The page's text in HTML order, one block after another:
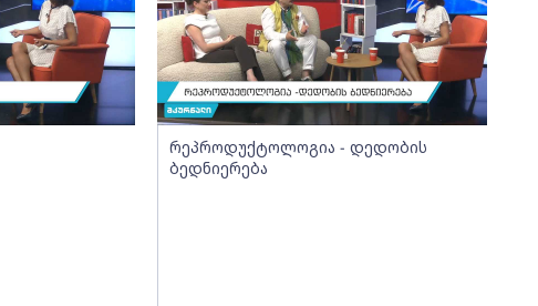
რეპროდუქტოლოგია - დედობის
ბედნიერება